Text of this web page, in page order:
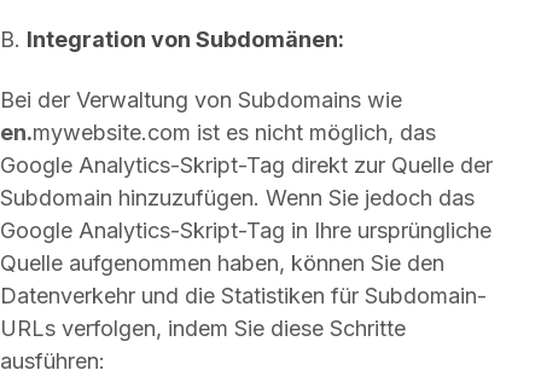
B. Integration von Subdomänen:
Bei der Verwaltung von Subdomains wie
en.mywebsite.com ist es nicht möglich, das
Google Analytics-Skript-Tag direkt zur Quelle der
Subdomain hinzuzufügen. Wenn Sie jedoch das
Google Analytics-Skript-Tag in Ihre ursprüngliche
Quelle aufgenommen haben, können Sie den
Datenverkehr und die Statistiken für Subdomain-
URLs verfolgen, indem Sie diese Schritte
ausführen: